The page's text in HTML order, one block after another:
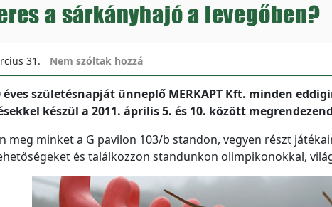
a sárkányhajó a levegőben?
31. Nem szóltak hozzá
éves születésnapját ünneplő MERKAPT Kft. minden
készül a 2011. április 5. és 10. között
meg minket a G pavilon 103/b standon, vegyen részt
és találkozzon standunkon olimpikonokkal,